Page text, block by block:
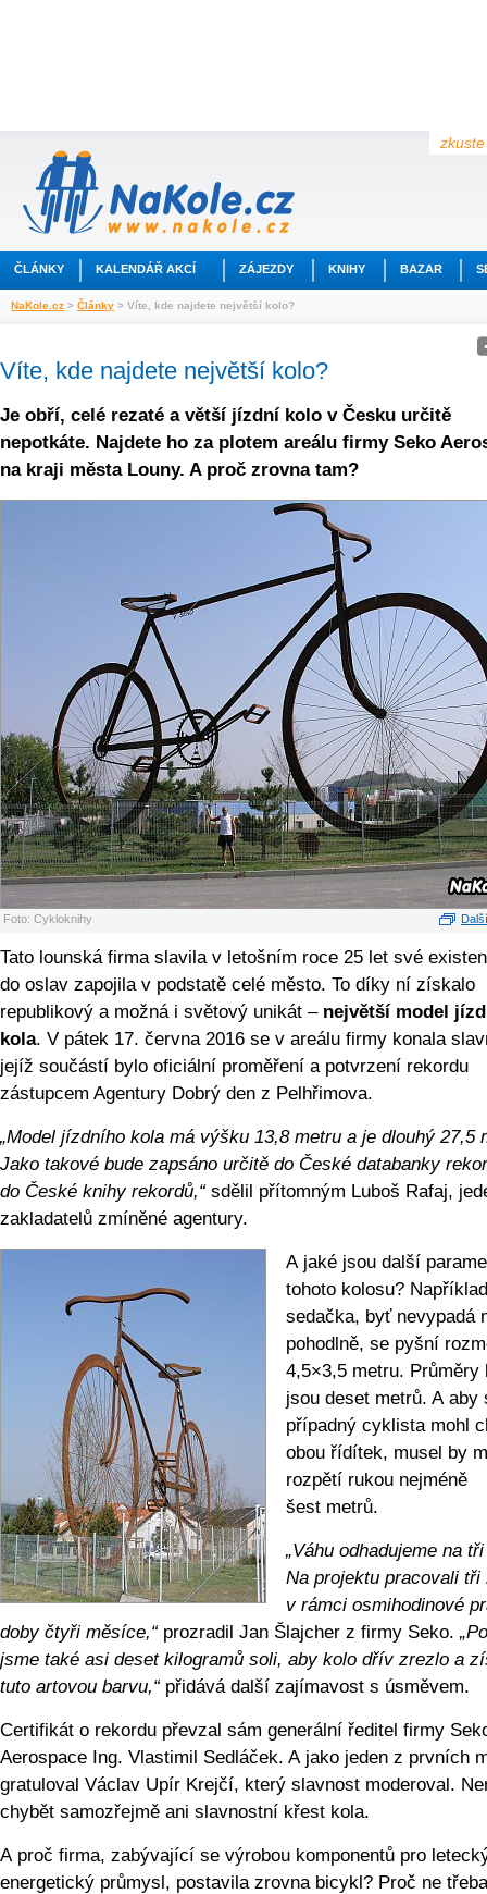
ČLÁNKY KALENDÁŘ AKCÍ ZÁJEZDY KNIHY BAZAR
NaKole.cz > Články > Víte, kde najdete největší kolo?
Víte, kde najdete největší kolo?
Je obří, celé rezaté a větší jízdní kolo v Česku určitě
nepotkáte. Najdete ho za plotem areálu firmy Seko
na kraji města Louny. A proč zrovna tam?
Foto: Cykloknihy
Tato lounská firma slavila v letošním roce 25 let své
do oslav zapojila v podstatě celé město. To díky ní získalo
republikový a možná i světový unikát – největší model
kola. V pátek 17. června 2016 se v areálu firmy konala
jejíž součástí bylo oficiální proměření a potvrzení rekordu
zástupcem Agentury Dobrý den z Pelhřimova.
„Model jízdního kola má výšku 13,8 metru a je dlouhý 27,5
Jako takové bude zapsáno určitě do České databanky
do České knihy rekordů,“sdělil přítomným Luboš Rafaj,
zakladatelů zmíněné agentury.
A jaké jsou další
tohoto kolosu? Například
sedačka, byť nevypadá
pohodlně, se pyšní
4,5×3,5 metru. Průměry
jsou deset metrů. A aby
případný cyklista mohl
obou řídítek, musel by
rozpětí rukou nejméně
šest metrů.
„Váhu odhadujeme na
Na projektu pracovali tři
v rámci osmihodinové
doby čtyři měsíce,“prozradil Jan Šlajcher z firmy Seko.
jsme také asi deset kilogramů soli, aby kolo dřív zrezlo a
tuto artovou barvu,“přidává další zajímavost s úsměvem.
Certifikát o rekordu převzal sám generální ředitel firmy
Aerospace Ing. Vlastimil Sedláček. A jako jeden z prvních
gratuloval Václav Upír Krejčí, který slavnost moderoval.
chybět samozřejmě ani slavnostní křest kola.
A proč firma, zabývající se výrobou komponentů pro
energetický průmysl, postavila zrovna bicykl? Proč ne třeba